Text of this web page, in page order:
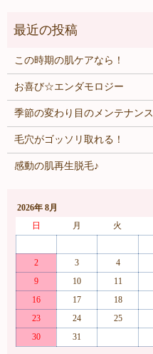
この時期の肌ケアなら！
お喜び☆エンダモロジー
季節の変わり目のメンテナンス
毛穴がゴッソリ取れる！
感動の肌再生脱毛♪
2026年 8月
日
月 火
2
3 4
9
10 11
16
17 18
23
24 25
30
31